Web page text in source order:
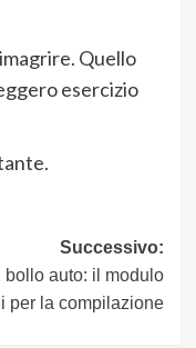
Quello
esercizio
Successivo:
bollo auto: il modulo
per la compilazione